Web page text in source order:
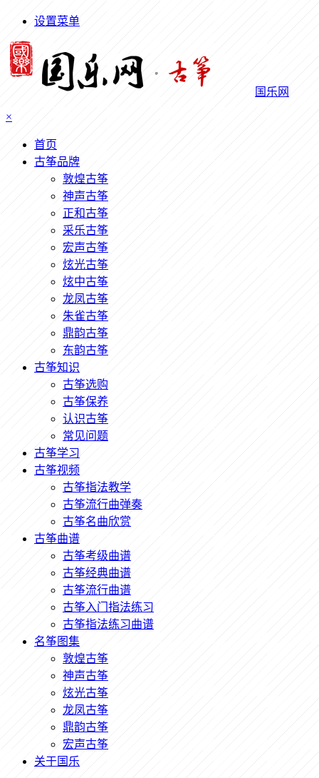
设置菜单
国乐网
×
首页
古筝品牌
敦煌古筝
神声古筝
正和古筝
采乐古筝
宏声古筝
炫光古筝
炫中古筝
龙凤古筝
朱雀古筝
鼎韵古筝
东韵古筝
古筝知识
古筝选购
古筝保养
认识古筝
常见问题
古筝学习
古筝视频
古筝指法教学
古筝流行曲弹奏
古筝名曲欣赏
古筝曲谱
古筝考级曲谱
古筝经典曲谱
古筝流行曲谱
古筝入门指法练习
古筝指法练习曲谱
名筝图集
敦煌古筝
神声古筝
炫光古筝
龙凤古筝
鼎韵古筝
宏声古筝
关于国乐